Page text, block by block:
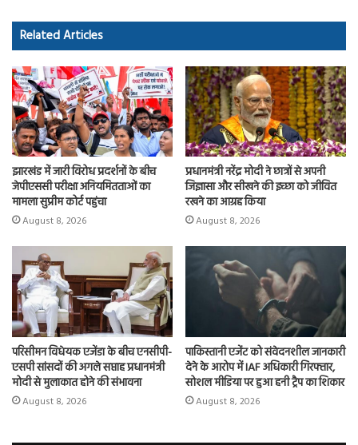
o
ok
d
o
n
Related Articles
झारखंड में जारी विरोध प्रदर्शनों के बीच
जेपीएससी परीक्षा अनियमितताओं का
मामला सुप्रीम कोर्ट पहुंचा
August 8, 2026
प्रधानमंत्री नरेंद्र मोदी ने छात्रों से अपनी
जिज्ञासा और सीखने की इच्छा को जीवित
रखने का आग्रह किया
August 8, 2026
परिसीमन विधेयक एजेंडा के बीच एनसीपी-
एसपी सांसदों की अगले सप्ताह प्रधानमंत्री
मोदी से मुलाकात होने की संभावना
August 8, 2026
पाकिस्तानी एजेंट को संवेदनशील जानकारी
देने के आरोप में IAF अधिकारी गिरफ्तार,
सोशल मीडिया पर हुआ हनी ट्रैप का शिकार
August 8, 2026